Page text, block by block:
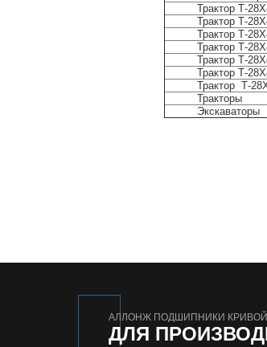
Трактор Т-
Трактор Т-
Трактор Т-
Трактор Т-
Трактор Т-
Трактор Т-
Трактор Т-
Тракторы
Экскаваторы
АЛЛОНЖ ПОДШИПНИКИ
ДЛЯ